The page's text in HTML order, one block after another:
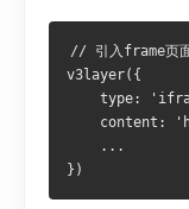
// 引入frame页
v3layer({
type:
content:
    ...